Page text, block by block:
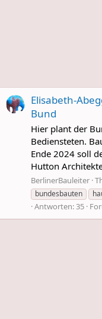
Elisabeth-
Bund
Hier plant der
Bediensteten.
Ende 2024 soll
Hutton
BerlinerBauleiter
bundesbauten
Antworten: 35